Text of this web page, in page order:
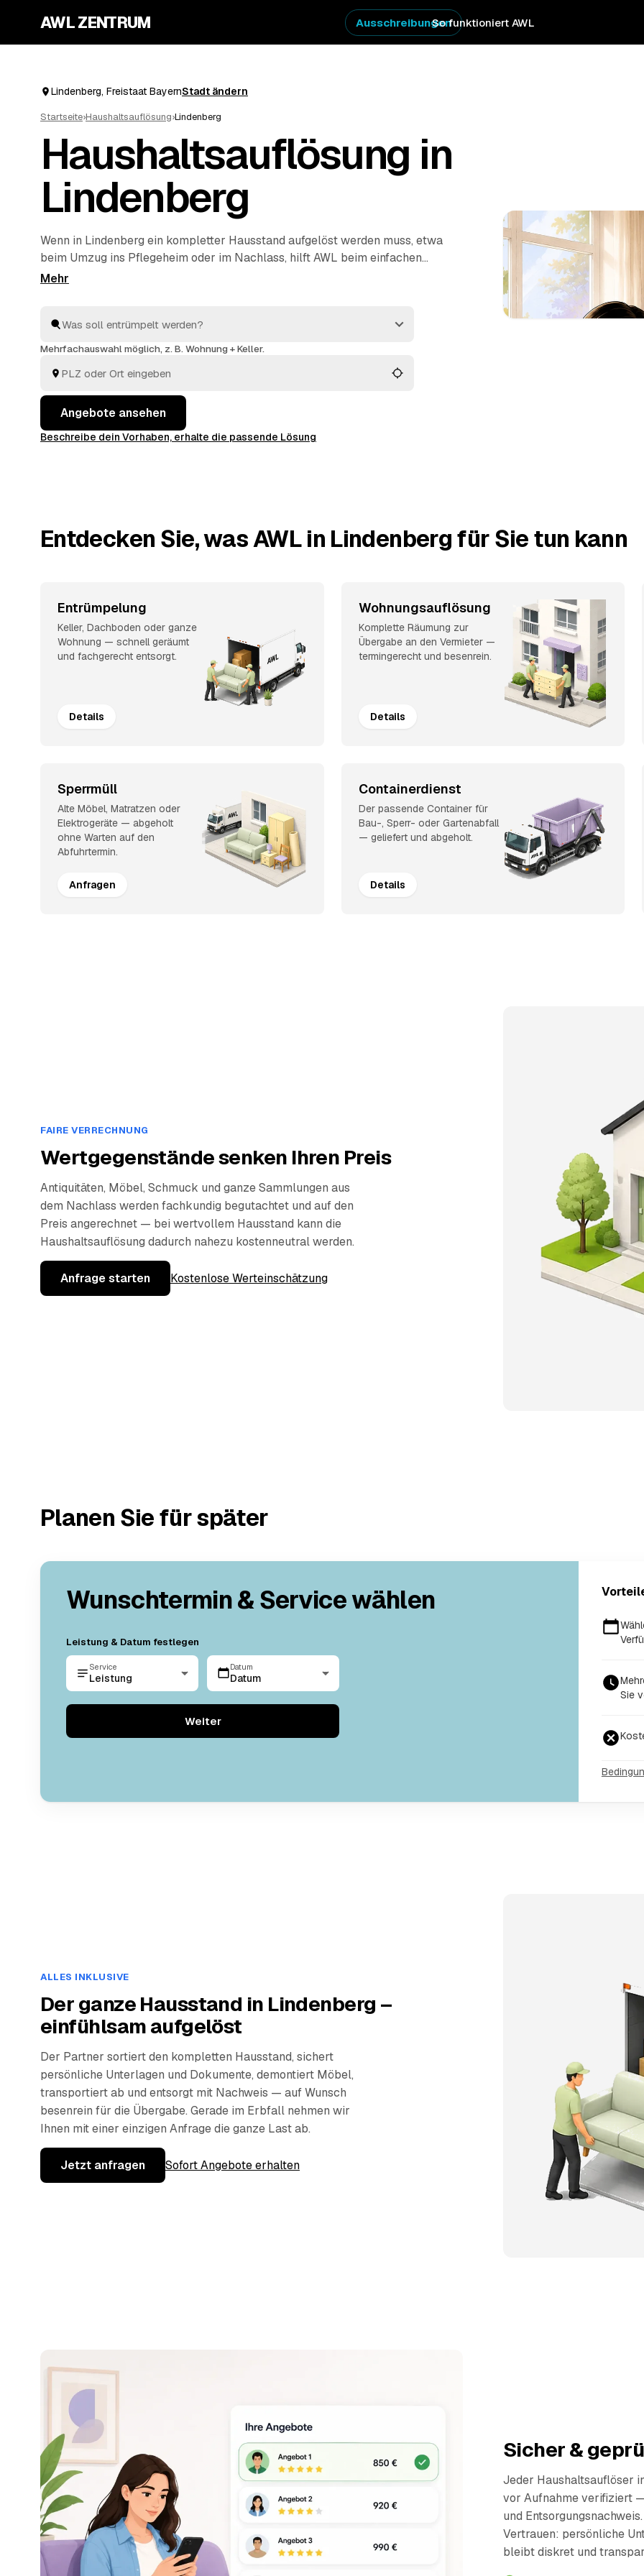
AWL ZENTRUM So funktioniert AWL
Ausschreibungen
Lindenberg, Freistaat BayernStadt ändern
Startseite›Haushaltsauflösung›Lindenberg
Haushaltsauflösung in
Lindenberg
Wenn in Lindenberg ein kompletter Hausstand aufgelöst werden muss, etwa
beim Umzug ins Pflegeheim oder im Nachlass, hilft AWL beim einfachen
Start. Sie geben Ihre Anfrage kostenlos auf, geprüfte Anbieter aus dem
und einfühlsam, von der ersten Schublade bis zur besenreinen Übergabe.
Sie müssen nur die Angebote vergleichen und entscheiden.
Mehrfachauswahl möglich, z. B. Wohnung + Keller.
Angebote ansehen
Beschreibe dein Vorhaben, erhalte die passende Lösung
Entdecken Sie, was AWL in Lindenberg für Sie tun kann
Entrümpelung
Keller, Dachboden oder ganze
Wohnung — schnell geräumt
und fachgerecht entsorgt.
Details
Wohnungsauflösung
Komplette Räumung zur
Übergabe an den Vermieter —
termingerecht und besenrein.
Details
Sperrmüll
Alte Möbel, Matratzen oder
Elektrogeräte — abgeholt
ohne Warten auf den
Abfuhrtermin.
Anfragen
Containerdienst
Der passende Container für
Bau-, Sperr- oder Gartenabfall
— geliefert und abgeholt.
Details
FAIRE VERRECHNUNG
Wertgegenstände senken Ihren Preis
Antiquitäten, Möbel, Schmuck und ganze Sammlungen aus
dem Nachlass werden fachkundig begutachtet und auf den
Preis angerechnet — bei wertvollem Hausstand kann die
Haushaltsauflösung dadurch nahezu kostenneutral werden.
Anfrage starten Kostenlose Werteinschätzung
Planen Sie für später
Wunschtermin & Service wählen
Leistung & Datum festlegen
Service
Leistung
Datum
Datum
Weiter
Sie
ALLES INKLUSIVE
Der ganze Hausstand in Lindenberg –
einfühlsam aufgelöst
Der Partner sortiert den kompletten Hausstand, sichert
persönliche Unterlagen und Dokumente, demontiert Möbel,
transportiert ab und entsorgt mit Nachweis — auf Wunsch
besenrein für die Übergabe. Gerade im Erbfall nehmen wir
Ihnen mit einer einzigen Anfrage die ganze Last ab.
Jetzt anfragen Sofort Angebote erhalten
Sicher &
Jeder Haushaltsauflöser
vor Aufnahme verifiziert
und
Vertrauen: persönliche
bleibt diskret und